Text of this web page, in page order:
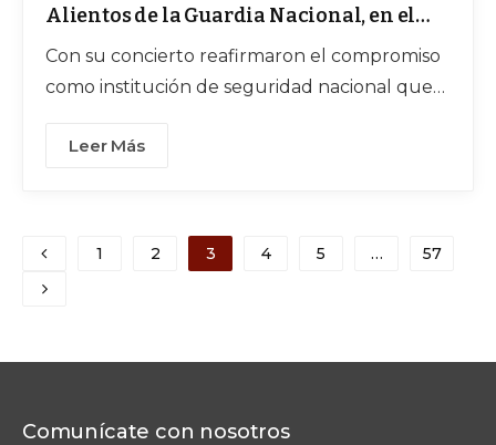
Alientos de la Guardia Nacional, en el
FCZ 2025
Con su concierto reafirmaron el compromiso
como institución de seguridad nacional que
sensibilidad y el arte
Leer Más
Previous
1 2 3 4 5 … 57
Next
Comunícate con nosotros